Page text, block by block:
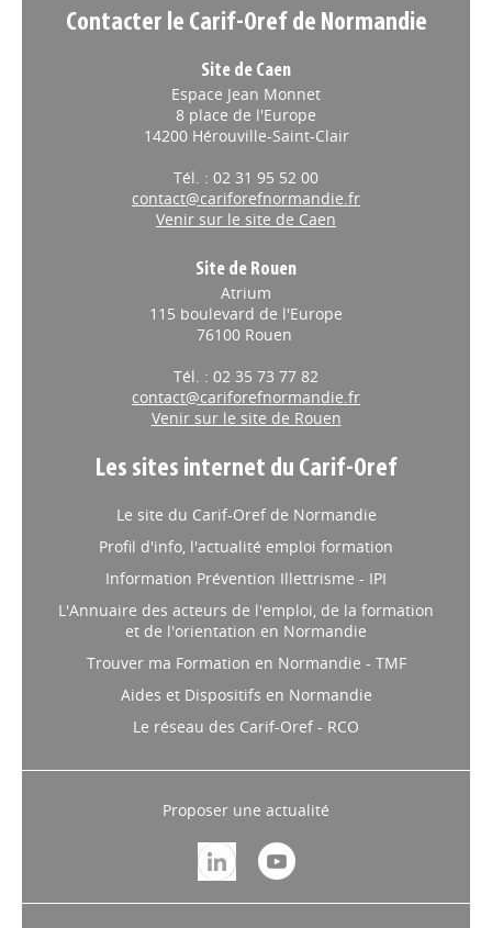
Contacter le Carif-Oref de Normandie
Site de Caen
Espace Jean Monnet
8 place de l'Europe
14200 Hérouville-Saint-Clair
Tél. : 02 31 95 52 00
contact@cariforefnormandie.fr
Venir sur le site de Caen
Site de Rouen
Atrium
115 boulevard de l'Europe
76100 Rouen
Tél. : 02 35 73 77 82
contact@cariforefnormandie.fr
Venir sur le site de Rouen
Les sites internet du Carif-Oref
Le site du Carif-Oref de Normandie
Profil d'info, l'actualité emploi formation
Information Prévention Illettrisme - IPI
L'Annuaire des acteurs de l'emploi, de la formation
et de l'orientation en Normandie
Trouver ma Formation en Normandie - TMF
Aides et Dispositifs en Normandie
Le réseau des Carif-Oref - RCO
Proposer une actualité